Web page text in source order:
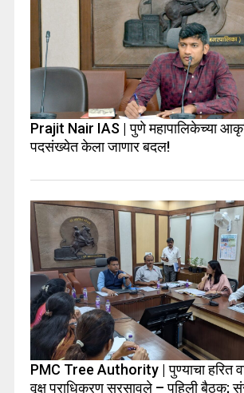
Prajit Nair IAS | पुणे महापालिकेच्या
पदसंख्येत केला जाणार बदल!
PMC Tree Authority | पुण्याचा हरित
वृक्ष प्राधिकरण सरसावले – पहिली बैठक;